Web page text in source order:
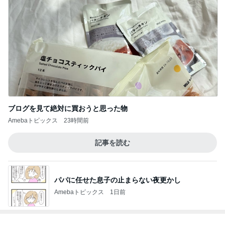
ブログを見て絶対に買おうと思った物
Amebaトピックス 23時間前
記事を読む
パパに任せた息子の止まらない夜更かし
Amebaトピックス 1日前